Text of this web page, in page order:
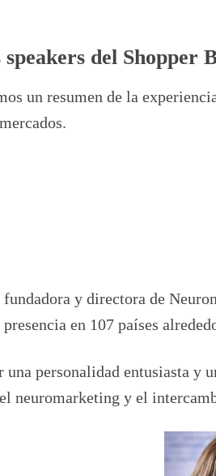
speakers del Shopper
un resumen de la
fundadora y directora de
en 107 países
una personalidad entusiasta y
neuromarketing y el